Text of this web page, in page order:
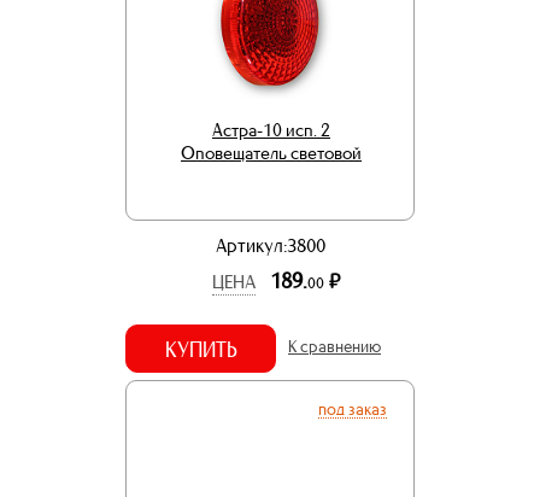
Астра-10 исп. 2
Оповещатель световой
Артикул:3800
ЦЕНА
189.00 р.
КУПИТЬ К сравнению
под заказ